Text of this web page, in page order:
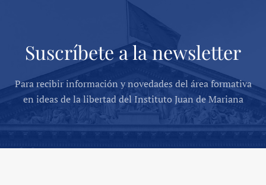
Suscríbete a la newsletter
Para recibir información y novedades del área formativa
en ideas de la libertad del Instituto Juan de Mariana